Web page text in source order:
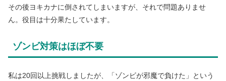
その後ヨキカナに倒されてしまいますが、それで問題ありませ
ん。役目は十分果たしています。
ゾンビ対策はほぼ不要
私は20回以上挑戦しましたが、「ゾンビが邪魔で負けた」という